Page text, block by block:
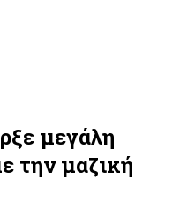
μεγάλη
την μαζική